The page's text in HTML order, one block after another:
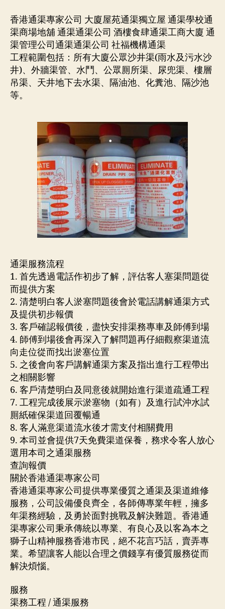
香港通渠專家公司 大廈屋苑通渠獨立屋 通渠學校通
渠商場地舖 通渠通渠公司 酒樓食肆通渠工商大廈 通
渠管理公司通渠通渠公司 社福機構通渠
工程範圍包括：所有大廈公眾沙井渠(雨水及污水沙
井)、外牆渠管、水鬥、公眾厠所渠、尿兜渠、樓層
吊渠、天井地下去水渠、隔油池、化糞池、隔沙池
等。
通渠服務流程
1. 首先透過電話作初步了解，評估客人塞渠問題從
而提供方案
2. 清楚明白客人淤塞問題後會於電話講解通渠方式
及提供初步報價
3. 客戶確認報價後，盡快安排渠務專車及師傅到場
4. 師傅到場後會再深入了解問題再仔細觀察渠道流
向走位從而找出淤塞位置
5. 之後會向客戶講解通渠方案及指出進行工程帶出
之相關影響
6. 客戶清楚明白及同意後就開始進行渠道疏通工程
7. 工程完成後展示淤塞物（如有）及進行試沖水試
厠紙確保渠道回覆暢通
8. 客人滿意渠道流水後才需支付相關費用
9. 本司並會提供7天免費渠道保養，務求令客人放心
選用本司之通渠服務
查詢報價
關於香港通渠專家公司
香港通渠專家公司提供專業優質之通渠及渠道維修
服務，公司設備優良齊全，各師傳專業年輕，擁多
年渠務經驗，及勇於面對挑戰及解決難題。香港通
渠專家公司秉承傳統以專業、有良心及以客為本之
獅子山精神服務香港市民，絕不花言巧話，賣弄專
業。希望讓客人能以合理之價錢享有優質服務從而
解決煩惱。
服務
渠務工程 / 通渠服務